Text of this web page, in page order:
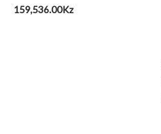
159,536.00Kz